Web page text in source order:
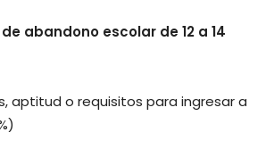
abandono escolar de 12 a 14
aptitud o requisitos para ingresar a